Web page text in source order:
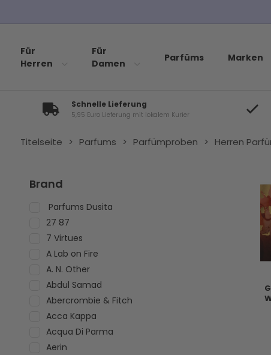
Für
Herren
Für
Damen
Parfüms Marken
Schnelle Lieferung
5,95 Euro Lieferung mit lokalem Kurier
Titelseite > Parfums > Parfümproben > Herren
Brand
Parfums Dusita
27 87
7 Virtues
A Lab on Fire
A. N. Other
Abdul Samad
Abercrombie & Fitch
Acca Kappa
Acqua Di Parma
Aerin